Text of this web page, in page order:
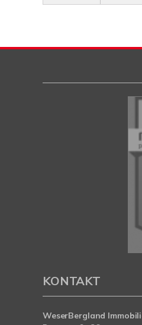
KONTAKT
WeserBergland